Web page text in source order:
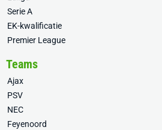
Serie A
EK-kwalificatie
Premier League
Teams
Ajax
PSV
NEC
Feyenoord